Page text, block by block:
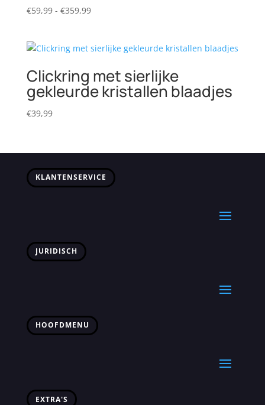
€59,99 - €359,99Prijsklasse:
€359,99
Clickring met sierlijke
gekleurde kristallen blaadjes
€39,99
KLANTENSERVICE
JURIDISCH
HOOFDMENU
EXTRA'S